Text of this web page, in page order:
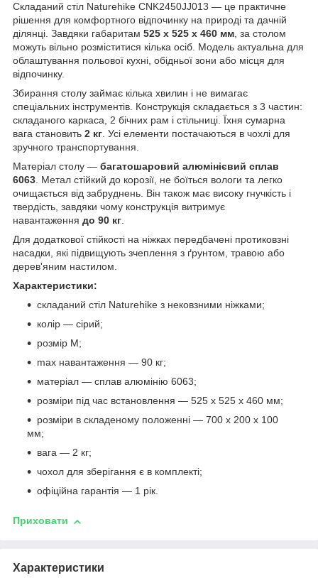
Складаний стіл Naturehike CNK2450JJ013 — це практичне
рішення для комфортного відпочинку на природі та дачній
ділянці. Завдяки габаритам 525 х 525 х 460 мм, за столом
можуть вільно розміститися кілька осіб. Модель актуальна для
облаштування польової кухні, обідньої зони або місця для
відпочинку.
Збирання столу займає кілька хвилин і не вимагає
спеціальних інструментів. Конструкція складається з 3 частин:
складаного каркаса, 2 бічних рам і стільниці. Їхня сумарна
вага становить 2 кг. Усі елементи постачаються в чохлі для
зручного транспортування.
Матеріал столу — багатошаровий алюмінієвий сплав
6063. Метал стійкий до корозії, не боїться вологи та легко
очищається від забруднень. Він також має високу гнучкість і
твердість, завдяки чому конструкція витримує
навантаження до 90 кг.
Для додаткової стійкості на ніжках передбачені протиковзні
насадки, які підвищують зчеплення з ґрунтом, травою або
дерев'яним настилом.
Характеристики:
складаний стіл Naturehike з нековзними ніжками;
колір — сірий;
розмір M;
max навантаження — 90 кг;
матеріал — сплав алюмінію 6063;
розміри під час встановлення — 525 х 525 х 460 мм;
розміри в складеному положенні — 700 х 200 х 100
мм;
вага — 2 кг;
чохол для зберігання є в комплекті;
офіційна гарантія — 1 рік.
Приховати
Характеристики